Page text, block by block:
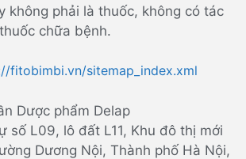
không phải là thuốc, không có tác
chữa bệnh.
fitobimbi.vn/sitemap_index.xml
Dược phẩm Delap
số L09, lô đất L11, Khu đô thị mới
Dương Nội, Thành phố Hà Nội,